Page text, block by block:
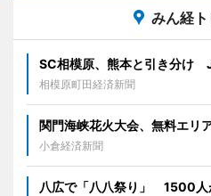
みん経
SC相模原、熊本と引き分け
相模原町田経済新聞
関門海峡花火大会、無料エリ
小倉経済新聞
八広で「八八祭り」 1500人